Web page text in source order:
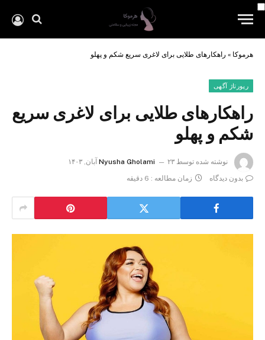
هرموکا » راهکارهای طلایی برای لاغری سریع شکم و پهلو
رپورتاژ آگهی
راهکارهای طلایی برای لاغری سریع
شکم و پهلو
نوشته شده توسط Nyusha Gholami
۲۳ آبان, ۱۴۰۳
بدون دیدگاه
زمان مطالعه : 6 دقیقه